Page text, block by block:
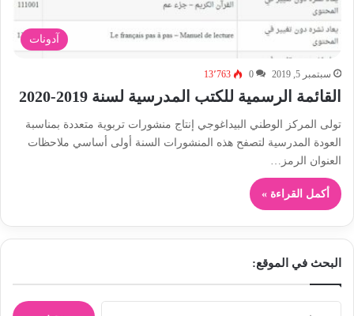
آدونات
سبتمبر 5, 2019 0 13٬763
القائمة الرسمية للكتب المدرسية لسنة 2019-2020
تولى المركز الوطني البيداغوجي إنتاج منشورات تربوية متعددة بمناسبة
العودة المدرسية لتصفح هذه المنشورات السنة أولى أساسي ملاحظات
العنوان الرمز…
أكمل القراءة »
البحث في الموقع: